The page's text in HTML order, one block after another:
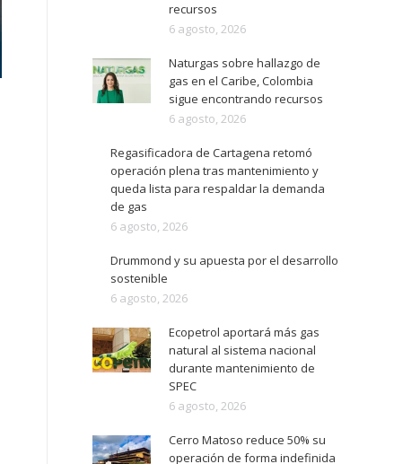
recursos
6 agosto, 2026
Naturgas sobre hallazgo de
gas en el Caribe, Colombia
sigue encontrando recursos
6 agosto, 2026
Regasificadora de Cartagena retomó
operación plena tras mantenimiento y
queda lista para respaldar la demanda
de gas
6 agosto, 2026
Drummond y su apuesta por el desarrollo
sostenible
6 agosto, 2026
Ecopetrol aportará más gas
natural al sistema nacional
durante mantenimiento de
SPEC
6 agosto, 2026
Cerro Matoso reduce 50% su
operación de forma indefinida